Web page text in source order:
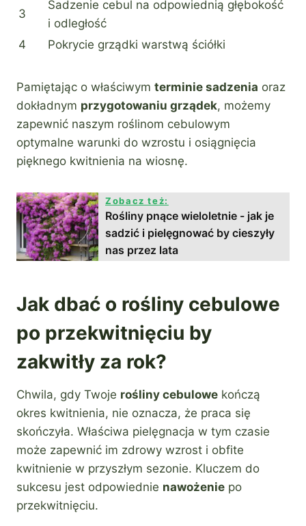
3
Sadzenie cebul na odpowiednią głębokość
i odległość
4
Pokrycie grządki warstwą ściółki
Pamiętając o właściwym terminie sadzenia oraz
dokładnym przygotowaniu grządek, możemy
zapewnić naszym roślinom cebulowym
optymalne warunki do wzrostu i osiągnięcia
pięknego kwitnienia na wiosnę.
Zobacz też:
Rośliny pnące wieloletnie - jak je
sadzić i pielęgnować by cieszyły
nas przez lata
Jak dbać o rośliny cebulowe
po przekwitnięciu by
zakwitły za rok?
Chwila, gdy Twoje rośliny cebulowe kończą
okres kwitnienia, nie oznacza, że praca się
skończyła. Właściwa pielęgnacja w tym czasie
może zapewnić im zdrowy wzrost i obfite
kwitnienie w przyszłym sezonie. Kluczem do
sukcesu jest odpowiednie nawożenie po
przekwitnięciu.